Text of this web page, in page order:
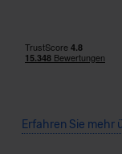
Erfahren Sie mehr